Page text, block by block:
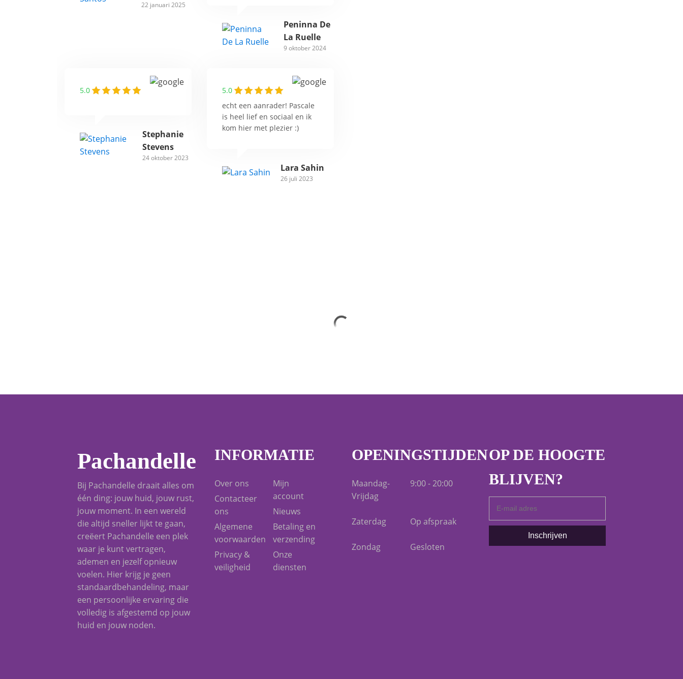
22 januari 2025
Peninna De
La Ruelle
9 oktober 2024
5.0
Stephanie
Stevens
24 oktober 2023
5.0
echt een aanrader! Pascale
is heel lief en sociaal en ik
kom hier met plezier :)
Lara Sahin
26 juli 2023
Pachandelle
Bij Pachandelle draait alles om
één ding: jouw huid, jouw rust,
jouw moment. In een wereld
die altijd sneller lijkt te gaan,
creëert Pachandelle een plek
waar je kunt vertragen,
ademen en jezelf opnieuw
voelen. Hier krijg je geen
standaardbehandeling, maar
een persoonlijke ervaring die
volledig is afgestemd op jouw
huid en jouw noden.
INFORMATIE
Over ons
Contacteer
ons
Algemene
voorwaarden
Privacy &
veiligheid
Mijn
account
Nieuws
Betaling en
verzending
Onze
diensten
OPENINGSTIJDEN
Maandag-
Vrijdag
Zaterdag
Zondag
9:00 - 20:00
Op afspraak
Gesloten
OP DE HOOGTE
BLIJVEN?